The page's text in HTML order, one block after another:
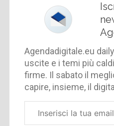
Agendadigitale.eu
uscite e i temi più
firme. Il sabato il
capire, insieme, il
aziendale